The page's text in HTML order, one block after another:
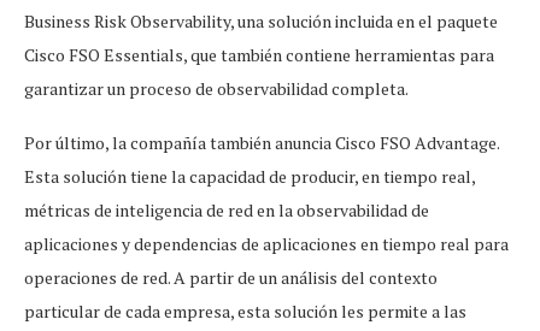
Business Risk Observability, una solución incluida en el paquete
Cisco FSO Essentials, que también contiene herramientas para
garantizar un proceso de observabilidad completa.
Por último, la compañía también anuncia Cisco FSO Advantage.
Esta solución tiene la capacidad de producir, en tiempo real,
métricas de inteligencia de red en la observabilidad de
aplicaciones y dependencias de aplicaciones en tiempo real para
operaciones de red. A partir de un análisis del contexto
particular de cada empresa, esta solución les permite a las